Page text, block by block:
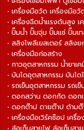
• เครื่องมือวัด เครื่องมือวั
• เครื่องฉีดน้ำแรงดันสูง
• ปั๊มน้ำ ปั๊มจุ่ม ปั๊มแช่ ปั๊ม
• สลิงโพลีเยสเตอร์ สลิง
• เครื่องมือก่อสร้าง
• กาวอุตสาหกรรม น้ำยาเ
• บันไดอุตสาหกรรม บันไ
• รถเข็นอุตสาหกรรม รถเ
• ดอกสว่าน ดอกกัด ดอก
• ดอกต๊าป ดายต๊าป ด้าม
• เครื่องมือเวิร์คช็อป เครื่